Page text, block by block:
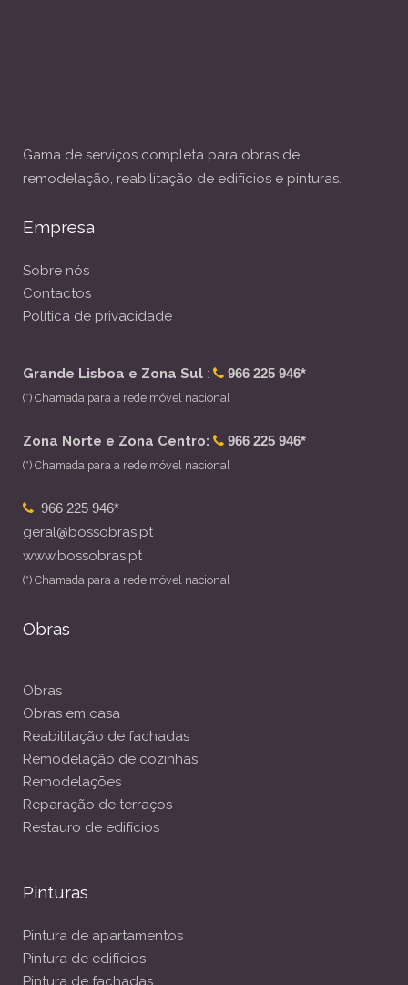
Gama de serviços completa para obras de
remodelação, reabilitação de edifícios e pinturas.
Empresa
Sobre nós
Contactos
Política de privacidade
Grande Lisboa e Zona Sul : 966 225 946*
(*) Chamada para a rede móvel nacional
Zona Norte e Zona Centro: 966 225 946*
(*) Chamada para a rede móvel nacional
966 225 946*
geral@bossobras.pt
www.bossobras.pt
(*) Chamada para a rede móvel nacional
Obras
Obras
Obras em casa
Reabilitação de fachadas
Remodelação de cozinhas
Remodelações
Reparação de terraços
Restauro de edifícios
Pinturas
Pintura de apartamentos
Pintura de edifícios
Pintura de fachadas